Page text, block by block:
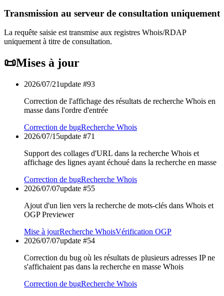
Transmission au serveur de consultation uniquement
La requête saisie est transmise aux registres Whois/RDAP
uniquement à titre de consultation.
📜Mises à jour
2026/07/21update #93
Correction de l'affichage des résultats de recherche Whois en
masse dans l'ordre d'entrée
Correction de bugRecherche Whois
2026/07/15update #71
Support des collages d'URL dans la recherche Whois et
affichage des lignes ayant échoué dans la recherche en masse
Correction de bugRecherche Whois
2026/07/07update #55
Ajout d'un lien vers la recherche de mots-clés dans Whois et
OGP Previewer
Mise à jourRecherche WhoisVérification OGP
2026/07/07update #54
Correction du bug où les résultats de plusieurs adresses IP ne
s'affichaient pas dans la recherche en masse Whois
Correction de bugRecherche Whois